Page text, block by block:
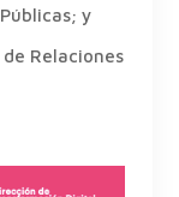
y
Relaciones